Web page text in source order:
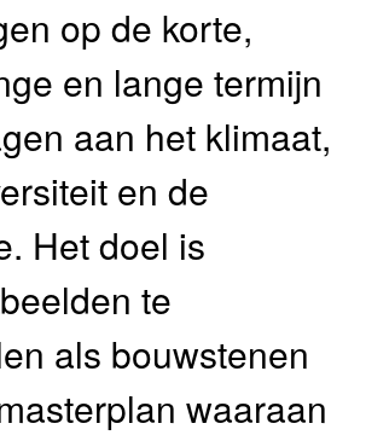
op de korte,
en lange termijn
aan het klimaat,
en de
Het doel is
te
als bouwstenen
waaraan